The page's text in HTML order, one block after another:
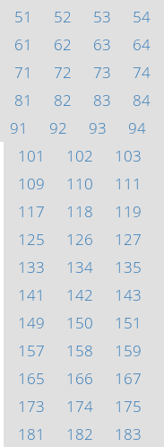
51
52 53 54
61
62 63 64
71
72 73 74
81
82 83 84
91
92 93 94
101
102 103
109
110 111
117
118 119
125
126 127
133
134 135
141
142 143
149
150 151
157
158 159
165
166 167
173
174 175
181
182 183